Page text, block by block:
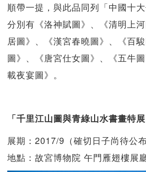
順帶一提，與此品同列「中國十
分別有《洛神賦圖》、《清明上
居圖》、《漢宮春曉圖》、《百
圖》、《唐宮仕女圖》、《五牛
載夜宴圖》。
「千里江山圖與青綠山水書畫特展
展期：2017/9（確切日子尚待公布
地點：故宮博物院 午門雁翅樓展